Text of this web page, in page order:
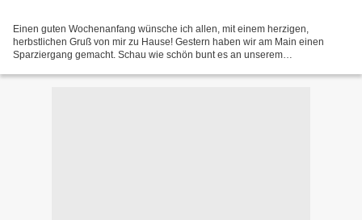
Einen guten Wochenanfang wünsche ich allen, mit einem herzigen,
herbstlichen Gruß von mir zu Hause! Gestern haben wir am Main einen
Sparziergang gemacht. Schau wie schön bunt es an unserem